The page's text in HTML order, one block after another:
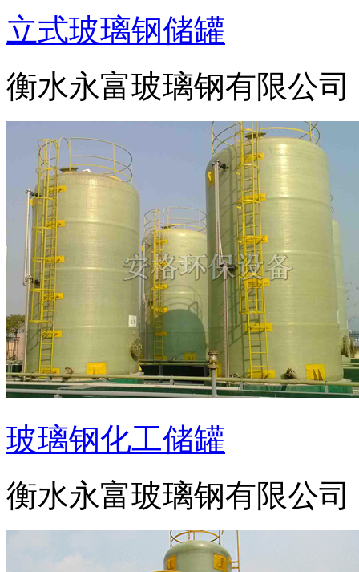
立式玻璃钢储罐
衡水永富玻璃钢有限公司
玻璃钢化工储罐
衡水永富玻璃钢有限公司